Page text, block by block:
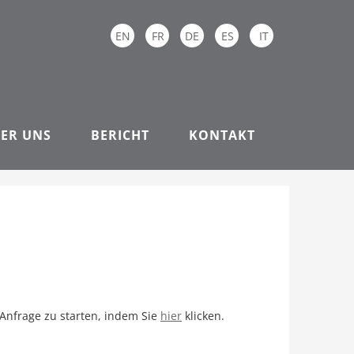
EN FR DE ES IT
UNS BERICHT KONTAKT
zu starten, indem Sie hier klicken.